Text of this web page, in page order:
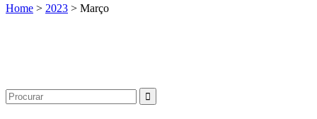
Home > 2023 > Março
Search
for: